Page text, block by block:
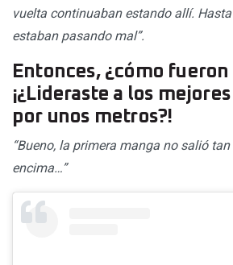
vuelta continuaban estando allí.
estaban pasando mal”.
Entonces, ¿cómo fueron
¡¿Lideraste a los
por unos metros?!
“Bueno, la primera manga no salió
encima…”